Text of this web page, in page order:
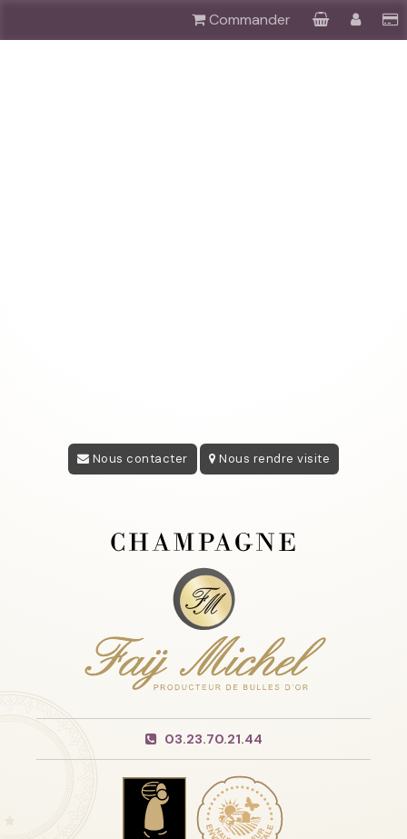
Commander
Nous contacter Nous rendre visite
03.23.70.21.44